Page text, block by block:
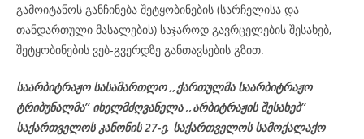
გამოიტანოს განჩინება შეტყობინების (სარჩელისა და
თანდართული მასალების) საჯაროდ გავრცელების შესახებ,
შეტყობინების ვებ-გვერდზე განთავსების გზით.
საარბიტრაჟო სასამართლო ,,ქართულმა საარბიტრაჟო
ტრიბუნალმა’’ იხელმძღვანელა,,არბიტრაჟის შესახებ’’
საქართველოს კანონის 27-ე, საქართველოს სამოქალაქო